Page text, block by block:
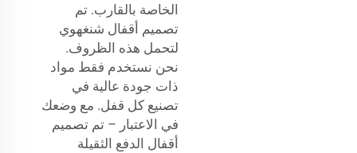
الخاصة بالقارب. تم
تصميم أقفال شنغهوي
لتحمل هذه الظروف.
نحن نستخدم فقط مواد
ذات جودة عالية في
تصنيع كل قفل. مع وضعك
في الاعتبار – تم تصميم
أقفال الدفع الثقيلة